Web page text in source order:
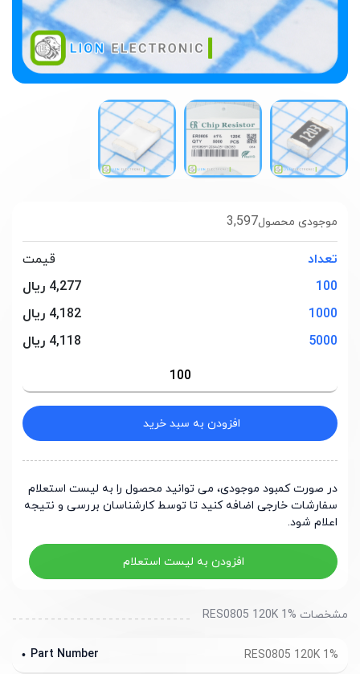
3,597موجودی محصول
تعداد
قیمت
100
4,277 ریال
1000
4,182 ریال
5000
4,118 ریال
افزودن به سبد خرید
در صورت کمبود موجودی، می توانید محصول را به لیست استعلام
سفارشات خارجی اضافه کنید تا توسط کارشناسان بررسی و نتیجه
اعلام شود.
افزودن به لیست استعلام
مشخصات RES0805 120K 1%
RES0805 120K 1%
Part Number